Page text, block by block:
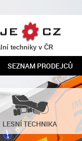
techniky v ČR
SEZNAM PRODEJCŮ
LESNÍ TECHNIKA